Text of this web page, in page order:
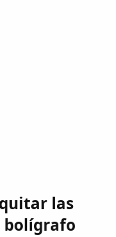
las
bolígrafo